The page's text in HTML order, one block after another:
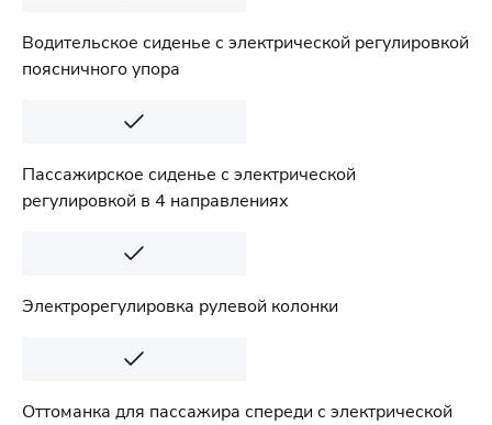
Водительское сиденье с электрической регулировкой
поясничного упора
Пассажирское сиденье с электрической
регулировкой в 4 направлениях
Электрорегулировка рулевой колонки
Оттоманка для пассажира спереди с электрической